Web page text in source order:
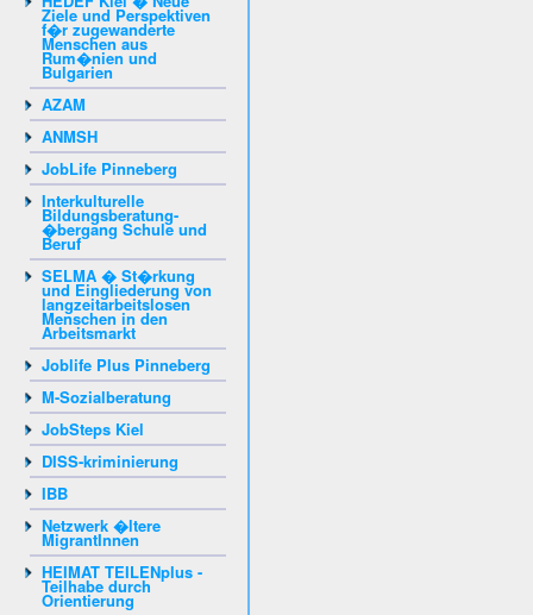
Ziele und Perspektiven
f�r zugewanderte
Menschen aus
Rum�nien und
Bulgarien
AZAM
ANMSH
JobLife Pinneberg
Interkulturelle
Bildungsberatung-
�bergang Schule und
Beruf
SELMA � St�rkung
und Eingliederung von
langzeitarbeitslosen
Menschen in den
Arbeitsmarkt
Joblife Plus Pinneberg
M-Sozialberatung
JobSteps Kiel
DISS-kriminierung
IBB
Netzwerk �ltere
MigrantInnen
HEIMAT TEILENplus -
Teilhabe durch
Orientierung